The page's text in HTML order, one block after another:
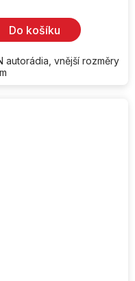
Do košíku
autorádia, vnější rozměry